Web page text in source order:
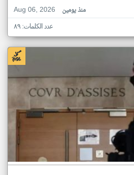
Aug 06, 2026
منذ يومين
عدد الكلمات: ٨٩